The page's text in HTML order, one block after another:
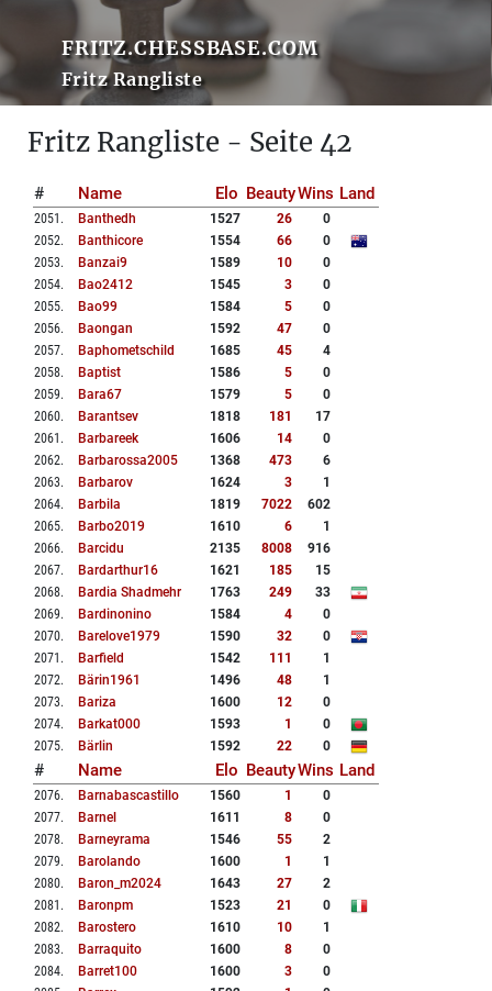
FRITZ.CHESSBASE.COM
Fritz Rangliste
Fritz Rangliste - Seite 42
# Name Elo BeautyWins Land
2051 . Banthedh 1527 26
0
2052. Banthicore 1554 66
0
2053. Banzai9 1589 10
0
2054. Bao2412 1545 3
0
2055. Bao99 1584 5
0
2056. Baongan 1592 47
0
2057. Baphometschild 1685 45
4
2058. Baptist 1586 5
0
2059. Bara67 1579 5
0
2060. Barantsev 1818 181
17
2061 . Barbareek 1606 14
0
2062. Barbarossa2005 1368 473
6
2063. Barbarov 1624 3
1
2064. Barbila 1819 7022
602
2065. Barbo2019 1610 6
1
2066. Barcidu 2135 8008
916
2067. Bardarthur16 1621 185
15
2068. Bardia Shadmehr 1763 249
33
2069. Bardinonino 1584 4
0
2070. Barelove1979 1590 32
0
2071 . Barfield 1542 111
1
2072. Bärin1961 1496 48
1
2073. Bariza 1600 12
0
2074. Barkat000 1593 1
0
2075. Bärlin 1592 22 0
# Name Elo BeautyWins Land
2076. Barnabascastillo 1560 1
0
2077. Barnel 1611 8
0
2078. Barneyrama 1546 55
2
2079. Barolando 1600 1
1
2080. Baron_m2024 1643 27
2
2081 . Baronpm 1523 21
0
2082. Barostero 1610 10
1
2083. Barraquito 1600 8
0
2084. Barret100 1600 3
0